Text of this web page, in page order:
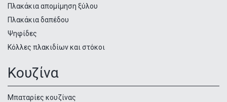
Πλακάκια απομίμηση ξύλου
Πλακάκια δαπέδου
Ψηφίδες
Κόλλες πλακιδίων και στόκοι
Κουζίνα
Μπαταρίες κουζίνας